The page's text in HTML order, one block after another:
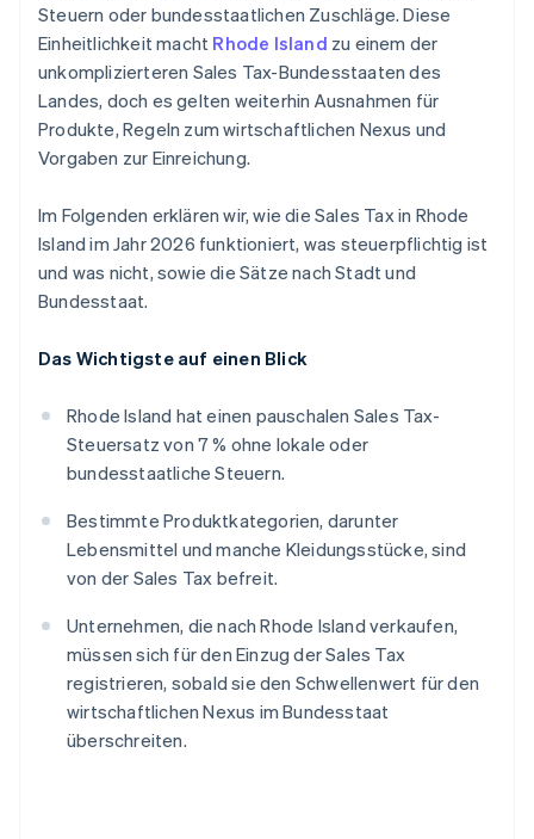
Steuern oder bundesstaatlichen Zuschläge. Diese
Einheitlichkeit macht Rhode Island zu einem der
unkomplizierteren Sales Tax-Bundesstaaten des
Landes, doch es gelten weiterhin Ausnahmen für
Produkte, Regeln zum wirtschaftlichen Nexus und
Vorgaben zur Einreichung.
Im Folgenden erklären wir, wie die Sales Tax in Rhode
Island im Jahr 2026 funktioniert, was steuerpflichtig ist
und was nicht, sowie die Sätze nach Stadt und
Bundesstaat.
Das Wichtigste auf einen Blick
Rhode Island hat einen pauschalen Sales Tax-
Steuersatz von 7 % ohne lokale oder
bundesstaatliche Steuern.
Bestimmte Produktkategorien, darunter
Lebensmittel und manche Kleidungsstücke, sind
von der Sales Tax befreit.
Unternehmen, die nach Rhode Island verkaufen,
müssen sich für den Einzug der Sales Tax
registrieren, sobald sie den Schwellenwert für den
wirtschaftlichen Nexus im Bundesstaat
überschreiten.